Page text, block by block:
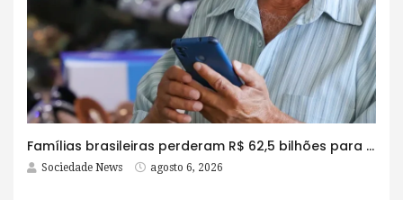
Famílias brasileiras perderam R$ 62,5 bilhões para bets em 2025
Sociedade News agosto 6, 2026